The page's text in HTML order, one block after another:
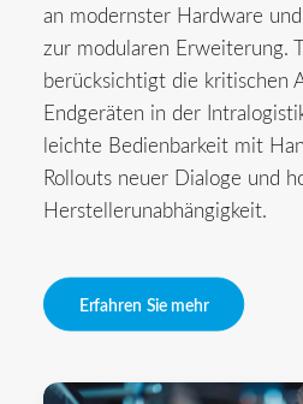
an modernster Hardware
zur modularen Erweiterung.
berücksichtigt die kritischen
Endgeräten in der
leichte Bedienbarkeit mit
Rollouts neuer Dialoge und
Herstellerunabhängigkeit.
Erfahren Sie mehr